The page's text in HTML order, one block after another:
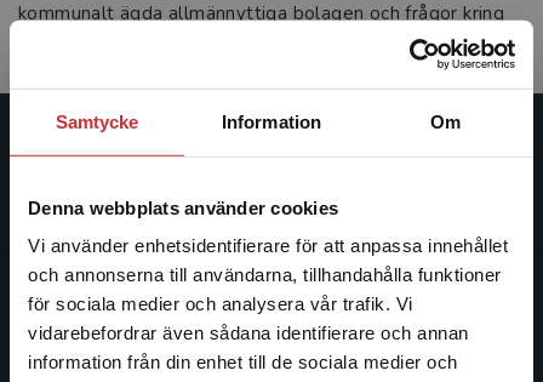
Samtycke Information Om
Denna webbplats använder cookies
Vi använder enhetsidentifierare för att anpassa innehållet
och annonserna till användarna, tillhandahålla funktioner
för sociala medier och analysera vår trafik. Vi
vidarebefordrar även sådana identifierare och annan
information från din enhet till de sociala medier och
Begränsad fraktregion
kommunalt ägda allmännyttiga bolagen och frågor kring
Studentlitteratur
Studentlitteratur grundades 1963 och är idag Sveriges
ledande utbildningsförlag. Med läromedel, kurslitteratur,
facklitteratur, utbildningar och digitala
informationstjänster i utbudet, finns Studentlitteratur med
längs hela kunskapsresan.